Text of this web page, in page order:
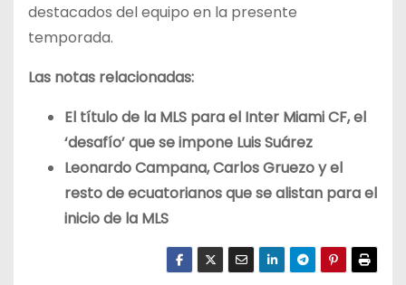
destacados del equipo en la presente
temporada.
Las notas relacionadas:
El título de la MLS para el Inter Miami CF, el
‘desafío’ que se impone Luis Suárez
Leonardo Campana, Carlos Gruezo y el
resto de ecuatorianos que se alistan para el
inicio de la MLS